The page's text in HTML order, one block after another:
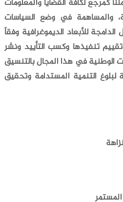
كمرجع لكافة القضايا والمعلومات
والمساهمة في وضع السياسات
للأبعاد الديموغرافية وفقاً
تنفيذها وكسب التأييد ونشر
الوطنية في هذا المجال بالتنسيق
لبلوغ التنمية المستدامة وتحقيق
المستمر